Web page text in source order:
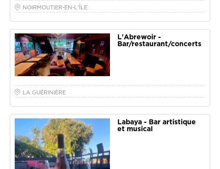
NOIRMOUTIER-EN-L'ÎLE
L'Abrewoir -
Bar/restaurant/concerts
LA GUÉRINIÈRE
Labaya - Bar artistique
et musical